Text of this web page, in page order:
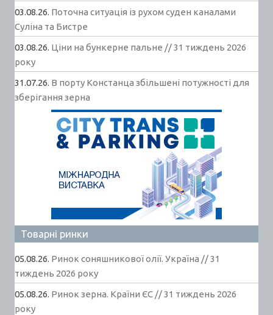
03.08.26. Поточна ситуація із рухом суден каналами
Суліна та Бистре
03.08.26. Ціни на бункерне пальне // 31 тиждень 2026
року
31.07.26. В порту Констанца збільшені потужності для
зберігання зерна
Товарні ринки
05.08.26. Ринок соняшникової олії. Україна // 31
тиждень 2026 року
05.08.26. Ринок зерна. Країни ЄС // 31 тиждень 2026
року